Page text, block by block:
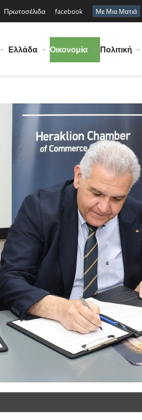
Πρωτοσέλιδα facebook Με Μια Ματιά
Ελλάδα Οικονομία Πολιτική